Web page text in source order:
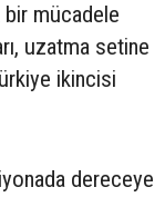
bir mücadele
uzatma setine
ikincisi
dereceye